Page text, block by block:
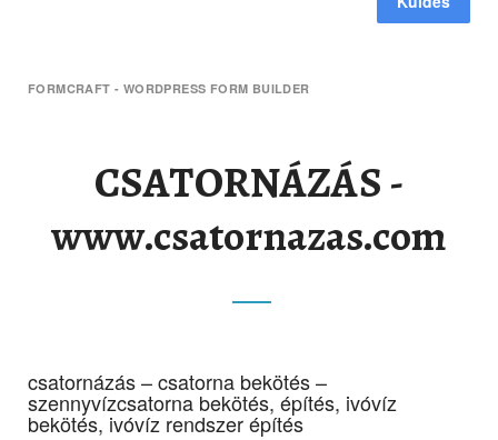
FORMCRAFT - WORDPRESS FORM BUILDER
CSATORNÁZÁS -
www.csatornazas.com
csatornázás – csatorna bekötés –
szennyvízcsatorna bekötés, építés, ivóvíz
bekötés, ivóvíz rendszer építés